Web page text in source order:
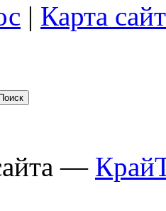
| Карта
Поиск
—